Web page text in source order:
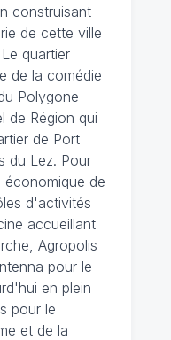
construisant
de cette ville
quartier
de la comédie
Polygone
de Région qui
de Port
du Lez. Pour
économique de
d'activités
accueillant
Agropolis
pour le
en plein
pour le
et de la